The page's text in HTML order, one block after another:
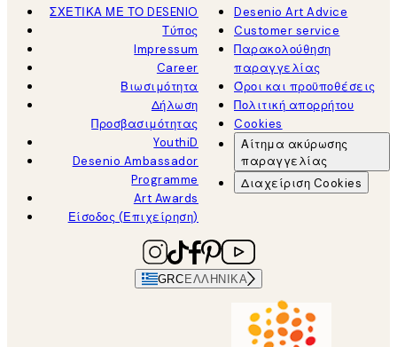
ΣΧΕΤΙΚΑ ΜΕ ΤΟ DESENIO
Τύπος
Impressum
Career
Βιωσιμότητα
Δήλωση
Προσβασιμότητας
YouthiD
Desenio Ambassador
Programme
Art Awards
Είσοδος (Επιχείρηση)
Desenio Art Advice
Customer service
Παρακολούθηση
παραγγελίας
Όροι και προϋποθέσεις
Πολιτική απορρήτου
Cookies
Αίτημα ακύρωσης
παραγγελίας
Διαχείριση Cookies
GRC ΕΛΛΗΝΙΚΆ